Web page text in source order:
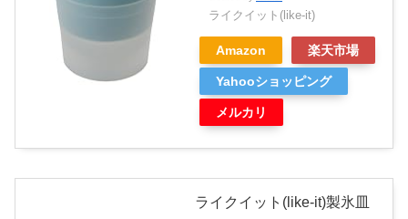
ライクイット(like-it)
Amazon 楽天市場
Yahooショッピング
メルカリ
ライクイット(like-it)製氷皿